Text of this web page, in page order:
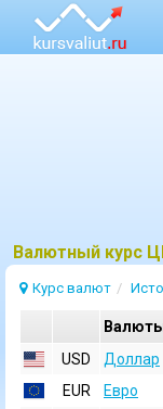
Bалютный курс
Курс валют
USD
Доллар
EUR
Евро